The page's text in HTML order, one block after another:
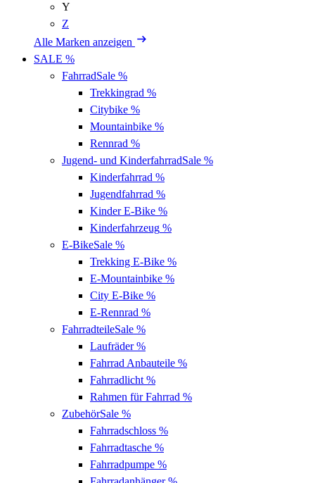
Y
Z
Alle Marken anzeigen
SALE %
FahrradSale %
Trekkingrad %
Citybike %
Mountainbike %
Rennrad %
Jugend- und KinderfahrradSale %
Kinderfahrrad %
Jugendfahrrad %
Kinder E-Bike %
Kinderfahrzeug %
E-BikeSale %
Trekking E-Bike %
E-Mountainbike %
City E-Bike %
E-Rennrad %
FahrradteileSale %
Laufräder%
Fahrrad Anbauteile %
Fahrradlicht %
Rahmen für Fahrrad %
ZubehörSale %
Fahrradschloss %
Fahrradtasche %
Fahrradpumpe %